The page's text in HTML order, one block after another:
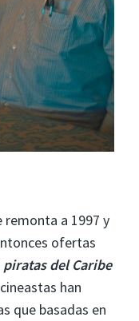
remonta a 1997 y
ofertas
piratas del Caribe
han
que basadas en